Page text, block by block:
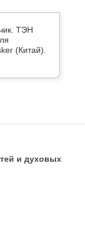
ТЭН
(Китай).
и духовых